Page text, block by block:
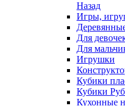
Назад
Игры,
Для
Для
Игрушки
Кубики
Кубики
Кухонные